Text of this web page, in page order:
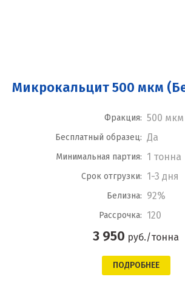
Микрокальцит 500 мкм
Фракция: 500 мкм
Бесплатный образец: Да
Минимальная партия: 1 тонна
Срок отгрузки: 1-3 дня
Белизна: 92%
Рассрочка: 120
3 950 руб./тонна
ПОДРОБНЕЕ